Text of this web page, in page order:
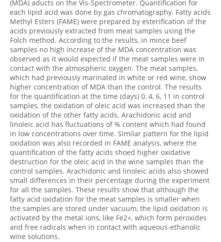
(MDA) aducts on the Vis-Spectrometer. Quantification for
each lipid acid was done by gas chromatography. Fatty acids
Methyl Esters (FAME) were prepared by esterification of the
acids previously extracted from meat samples using the
Folch method. According to the results, in mince beef
samples no high increase of the MDA concentration was
observed as it would expected if the meat samples were in
contact with the atmospheric oxygen. The meat samples,
which had previously marinated in white or red wine, show
higher concentration of MDA than the control. The results
for the quantification at the time (days) 0, 4, 6, 11 in control
samples, the oxidation of oleic acid was increased than the
oxidation of the other fatty acids. Arachidonic acid and
linoleic acid has fluctuations of % content which had found
in low concentrations over time. Similar pattern for the lipid
oxidation was also recorded in FAME analysis, where the
quantification of the fatty acids shoed higher oxidative
destruction for the oleic acid in the wine samples than the
control samples. Arachidonic and linoleic acids also showed
small differences in their percentage during the experiment
for all the samples. These results show that although the
fatty acid oxidation for the meat samples is smaller when
the samples are stored under vacuum, the lipid oxidation is
activated by the metal ions, like Fe2+, which form peroxides
and free radicals when in contact with aqueous-ethanolic
wine solutions.